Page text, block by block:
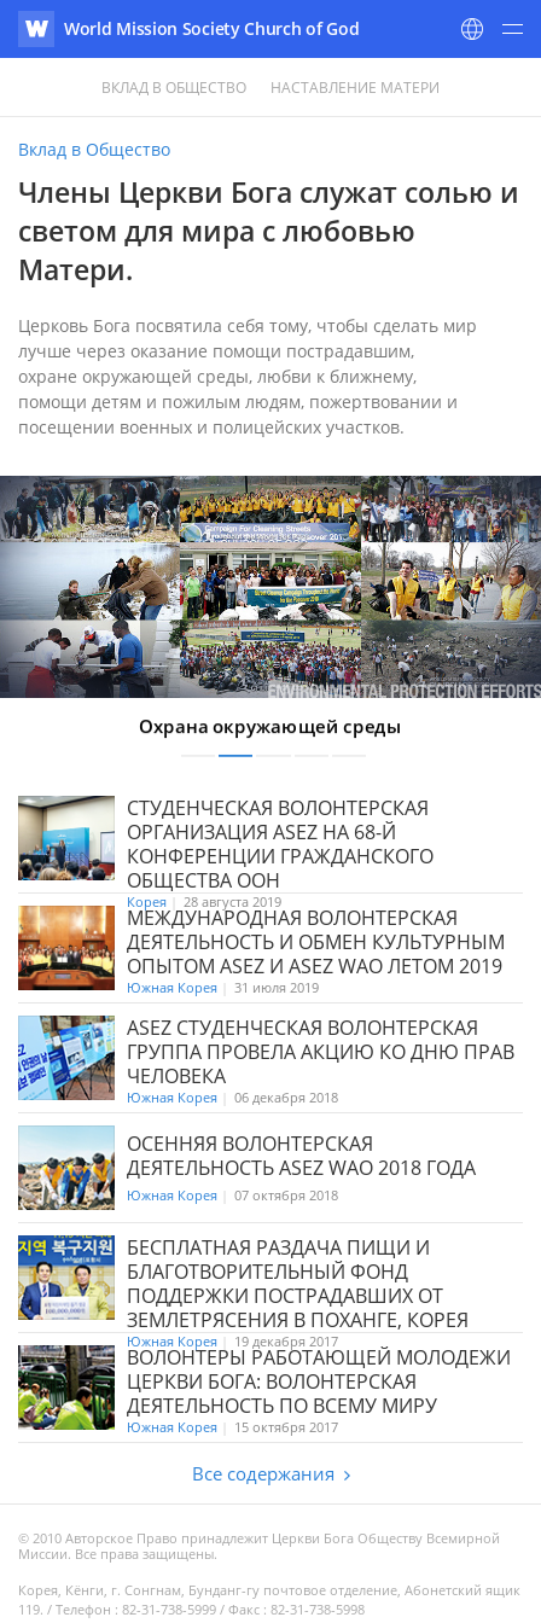
WATV
World Mission Society Church of God
ВКЛАД В ОБЩЕСТВО НАСТАВЛЕНИЕ МАТЕРИ
Вклад в Общество
Члены Церкви Бога служат солью и
светом для мира с любовью
Матери.
Церковь Бога посвятила себя тому, чтобы сделать мир
лучше через оказание помощи пострадавшим,
охране окружающей среды, любви к ближнему,
помощи детям и пожилым людям, пожертвовании и
посещении военных и полицейских участков.
Охрана окружающей среды
СТУДЕНЧЕСКАЯ ВОЛОНТЕРСКАЯ
ОРГАНИЗАЦИЯ ASEZ НА 68-Й
КОНФЕРЕНЦИИ ГРАЖДАНСКОГО
ОБЩЕСТВА ООН
Корея 28 августа 2019
МЕЖДУНАРОДНАЯ ВОЛОНТЕРСКАЯ
ДЕЯТЕЛЬНОСТЬ И ОБМЕН КУЛЬТУРНЫМ
ОПЫТОМ ASEZ И ASEZ WAO ЛЕТОМ 2019
Южная Корея 31 июля 2019
ASEZ СТУДЕНЧЕСКАЯ ВОЛОНТЕРСКАЯ
ГРУППА ПРОВЕЛА АКЦИЮ КО ДНЮ ПРАВ
ЧЕЛОВЕКА
Южная Корея 06 декабря 2018
ОСЕННЯЯ ВОЛОНТЕРСКАЯ
ДЕЯТЕЛЬНОСТЬ ASEZ WAO 2018 ГОДА
Южная Корея 07 октября 2018
БЕСПЛАТНАЯ РАЗДАЧА ПИЩИ И
БЛАГОТВОРИТЕЛЬНЫЙ ФОНД
ПОДДЕРЖКИ ПОСТРАДАВШИХ ОТ
ЗЕМЛЕТРЯСЕНИЯ В ПОХАНГЕ, КОРЕЯ
Южная Корея 19 декабря 2017
ВОЛОНТЕРЫ РАБОТАЮЩЕЙ МОЛОДЕЖИ
ЦЕРКВИ БОГА: ВОЛОНТЕРСКАЯ
ДЕЯТЕЛЬНОСТЬ ПО ВСЕМУ МИРУ
Южная Корея 15 октября 2017
Все содержания
© 2010 Авторское Право принадлежит Церкви Бога Обществу Всемирной
Миссии. Все права защищены.
Корея, Кёнги, г. Сонгнам, Бунданг-гу почтовое отделение, Абонетский ящик
119. / Телефон : 82-31-738-5999 / Факс : 82-31-738-5998